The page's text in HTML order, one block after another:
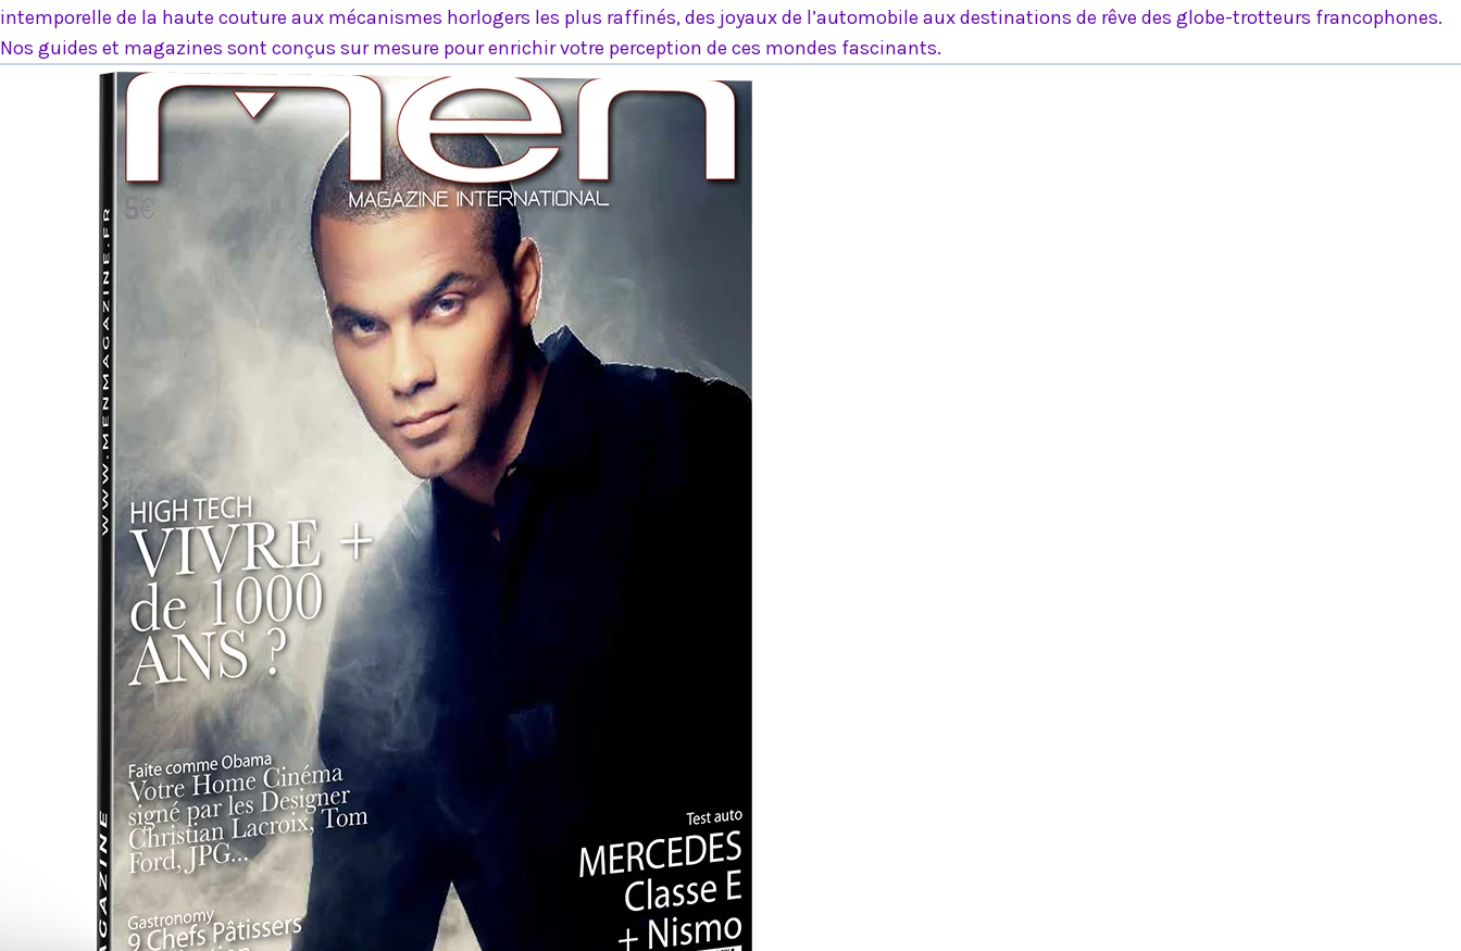
intemporelle de la haute couture aux mécanismes horlogers les plus raffinés, des joyaux de l’automobile aux destinations de rêve des globe-trotteurs francophones.
Nos guides et magazines sont conçus sur mesure pour enrichir votre perception de ces mondes fascinants.